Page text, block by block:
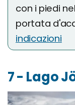
con i piedi
portata
indicazioni
7 - Lago